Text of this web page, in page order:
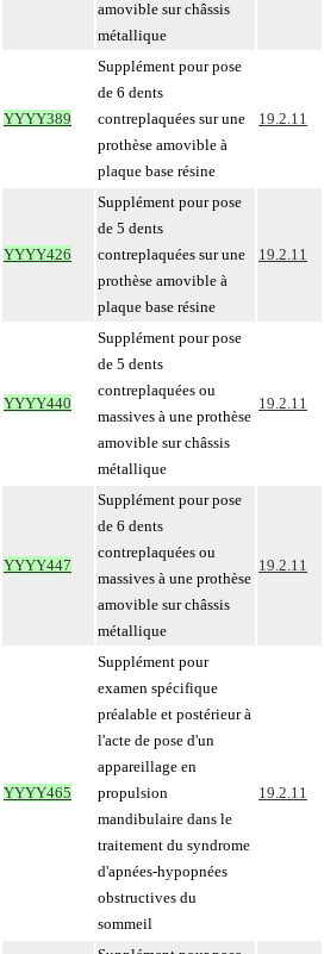
amovible sur châssis
métallique
YYYY389
Supplément pour pose
de 6 dents
contreplaquées sur une
prothèse amovible à
plaque base résine
19.2.11
YYYY426
Supplément pour pose
de 5 dents
contreplaquées sur une
prothèse amovible à
plaque base résine
19.2.11
YYYY440
Supplément pour pose
de 5 dents
contreplaquées ou
massives à une prothèse
amovible sur châssis
métallique
19.2.11
YYYY447
Supplément pour pose
de 6 dents
contreplaquées ou
massives à une prothèse
amovible sur châssis
métallique
19.2.11
YYYY465
Supplément pour
examen spécifique
préalable et postérieur à
l'acte de pose d'un
appareillage en
propulsion
mandibulaire dans le
traitement du syndrome
d'apnées-hypopnées
obstructives du
sommeil
19.2.11